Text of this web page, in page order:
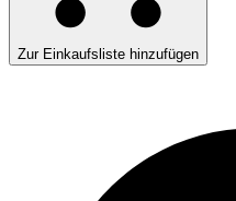
Zur Einkaufsliste hinzufügen